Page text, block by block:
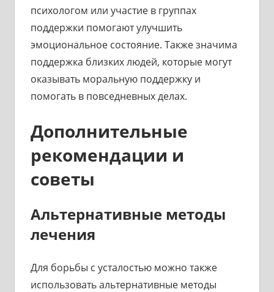
психологом или участие в группах
поддержки помогают улучшить
эмоциональное состояние. Также значима
поддержка близких людей, которые могут
оказывать моральную поддержку и
помогать в повседневных делах.
Дополнительные
рекомендации и
советы
Альтернативные методы
лечения
Для борьбы с усталостью можно также
использовать альтернативные методы